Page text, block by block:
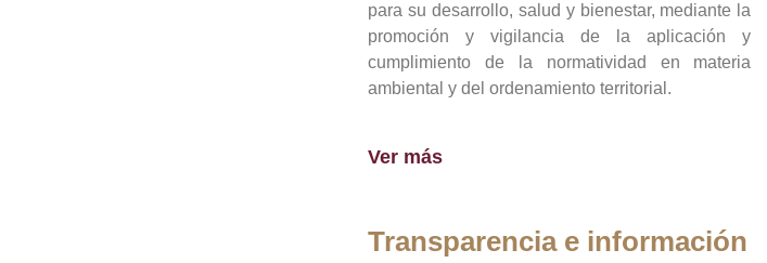
para su desarrollo, salud y bienestar, mediante la
promoción y vigilancia de la aplicación y
cumplimiento de la normatividad en materia
ambiental y del ordenamiento territorial.
Ver más
Transparencia e información